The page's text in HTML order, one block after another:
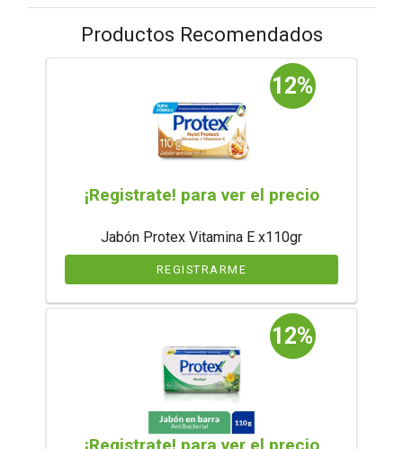
Productos Recomendados
12%
¡Registrate! para ver el precio
Jabón Protex Vitamina E x110gr
REGISTRARME
12%
¡Registrate! para ver el precio